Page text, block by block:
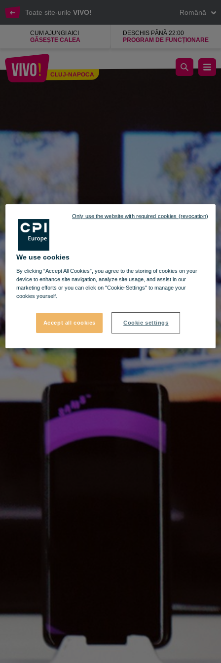
Toate site-urile VIVO! Română
CUM AJUNGI AICI
GĂSEȘTE CALEA
DESCHIS PÂNĂ 22:00
PROGRAM DE FUNCȚIONARE
CLUJ-NAPOCA
HOCO, magazin de accesorii digitale
We use cookies
By clicking “Accept All Cookies”, you agree to the storing of cookies on your
device to enhance site navigation, analyze site usage, and assist in our
marketing efforts or you can click on "Cookie-Settings" to manage your
cookies yourself.
Accept all cookies Cookie settings
Only use the website with required cookies (revocation)